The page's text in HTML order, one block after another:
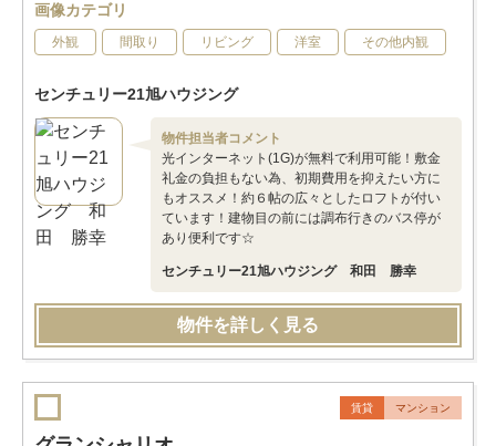
画像カテゴリ
外観 間取り リビング 洋室 その他内観
センチュリー21旭ハウジング
物件担当者コメント
光インターネット(1G)が無料で利用可能！敷金
礼金の負担もない為、初期費用を抑えたい方に
もオススメ！約６帖の広々としたロフトが付い
ています！建物目の前には調布行きのバス停が
あり便利です☆
センチュリー21旭ハウジング 和田 勝幸
物件を詳しく見る
賃貸 マンション